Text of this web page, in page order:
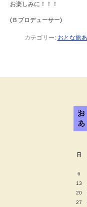
お楽しみに！！！
(Ｂプロデューサー)
カテゴリー: おとな旅
日
6
13
20
27